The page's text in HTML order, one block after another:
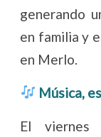
generando
en familia y
en Merlo.
Música,
El